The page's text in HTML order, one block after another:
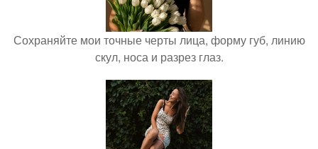
Сохраняйте мои точные черты лица, форму губ, линию
скул, носа и разрез глаз.